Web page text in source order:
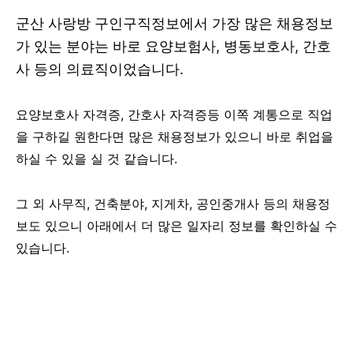
군산 사랑방 구인구직정보에서 가장 많은 채용정보
가 있는 분야는 바로 요양보험사, 병동보호사, 간호
사 등의 의료직이었습니다.
요양보호사 자격증, 간호사 자격증등 이쪽 계통으로 직업
을 구하길 원한다면 많은 채용정보가 있으니 바로 취업을
하실 수 있을 실 것 같습니다.
그 외 사무직, 건축분야, 지게차, 공인중개사 등의 채용정
보도 있으니 아래에서 더 많은 일자리 정보를 확인하실 수
있습니다.